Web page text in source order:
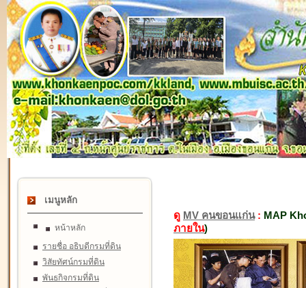
เมนูหลัก
หน้าหลัก
รายชื่อ อธิบดีกรมที่ดิน
วิสัยทัศน์กรมที่ดิน
พันธกิจกรมที่ดิน
ดู MV คนขอนแก่น: MAP
ภายใน)